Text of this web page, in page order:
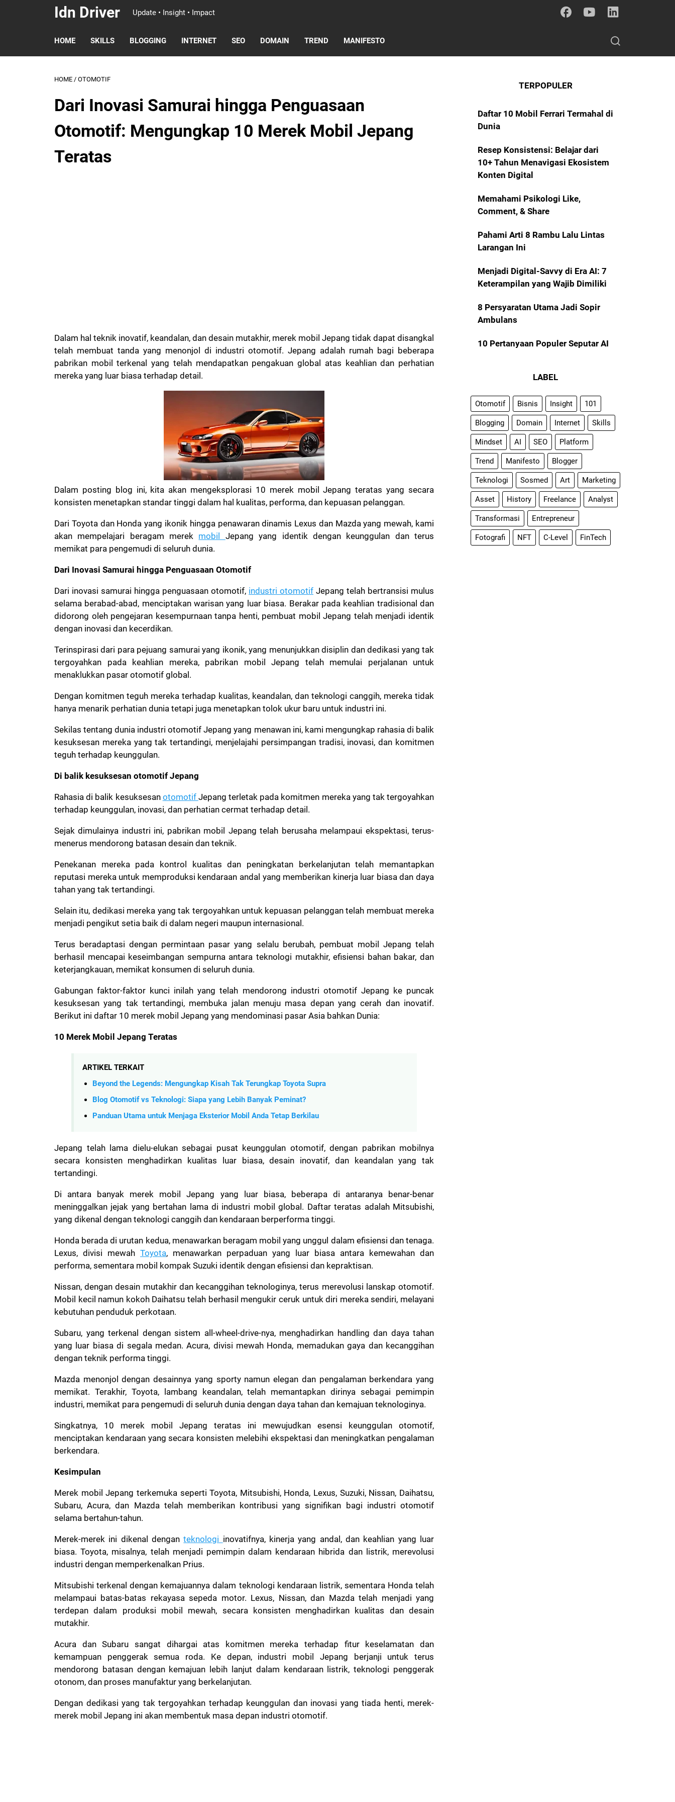
Idn Driver Update • Insight • Impact
HOME SKILLS BLOGGING INTERNET SEO DOMAIN TREND MANIFESTO
HOME / OTOMOTIF
Dari Inovasi Samurai hingga Penguasaan
Otomotif: Mengungkap 10 Merek Mobil Jepang
Teratas
Dalam hal teknik inovatif, keandalan, dan desain mutakhir, merek mobil Jepang tidak dapat disangkal
telah membuat tanda yang menonjol di industri otomotif. Jepang adalah rumah bagi beberapa
pabrikan mobil terkenal yang telah mendapatkan pengakuan global atas keahlian dan perhatian
mereka yang luar biasa terhadap detail.
Dalam posting blog ini, kita akan mengeksplorasi 10 merek mobil Jepang teratas yang secara
konsisten menetapkan standar tinggi dalam hal kualitas, performa, dan kepuasan pelanggan.
Dari Toyota dan Honda yang ikonik hingga penawaran dinamis Lexus dan Mazda yang mewah, kami
akan mempelajari beragam merek mobil Jepang yang identik dengan keunggulan dan terus
memikat para pengemudi di seluruh dunia.
Dari Inovasi Samurai hingga Penguasaan Otomotif
Dari inovasi samurai hingga penguasaan otomotif, industri otomotif Jepang telah bertransisi mulus
selama berabad-abad, menciptakan warisan yang luar biasa. Berakar pada keahlian tradisional dan
didorong oleh pengejaran kesempurnaan tanpa henti, pembuat mobil Jepang telah menjadi identik
dengan inovasi dan kecerdikan.
Terinspirasi dari para pejuang samurai yang ikonik, yang menunjukkan disiplin dan dedikasi yang tak
tergoyahkan pada keahlian mereka, pabrikan mobil Jepang telah memulai perjalanan untuk
menaklukkan pasar otomotif global.
Dengan komitmen teguh mereka terhadap kualitas, keandalan, dan teknologi canggih, mereka tidak
hanya menarik perhatian dunia tetapi juga menetapkan tolok ukur baru untuk industri ini.
Sekilas tentang dunia industri otomotif Jepang yang menawan ini, kami mengungkap rahasia di balik
kesuksesan mereka yang tak tertandingi, menjelajahi persimpangan tradisi, inovasi, dan komitmen
teguh terhadap keunggulan.
Di balik kesuksesan otomotif Jepang
Rahasia di balik kesuksesan otomotif Jepang terletak pada komitmen mereka yang tak tergoyahkan
terhadap keunggulan, inovasi, dan perhatian cermat terhadap detail.
Sejak dimulainya industri ini, pabrikan mobil Jepang telah berusaha melampaui ekspektasi, terus-
menerus mendorong batasan desain dan teknik.
Penekanan mereka pada kontrol kualitas dan peningkatan berkelanjutan telah memantapkan
reputasi mereka untuk memproduksi kendaraan andal yang memberikan kinerja luar biasa dan daya
tahan yang tak tertandingi.
Selain itu, dedikasi mereka yang tak tergoyahkan untuk kepuasan pelanggan telah membuat mereka
menjadi pengikut setia baik di dalam negeri maupun internasional.
Terus beradaptasi dengan permintaan pasar yang selalu berubah, pembuat mobil Jepang telah
berhasil mencapai keseimbangan sempurna antara teknologi mutakhir, efisiensi bahan bakar, dan
keterjangkauan, memikat konsumen di seluruh dunia.
Gabungan faktor-faktor kunci inilah yang telah mendorong industri otomotif Jepang ke puncak
kesuksesan yang tak tertandingi, membuka jalan menuju masa depan yang cerah dan inovatif.
Berikut ini daftar 10 merek mobil Jepang yang mendominasi pasar Asia bahkan Dunia:
10 Merek Mobil Jepang Teratas
ARTIKEL TERKAIT
Beyond the Legends: Mengungkap Kisah Tak Terungkap Toyota Supra
Blog Otomotif vs Teknologi: Siapa yang Lebih Banyak Peminat?
Panduan Utama untuk Menjaga Eksterior Mobil Anda Tetap Berkilau
Jepang telah lama dielu-elukan sebagai pusat keunggulan otomotif, dengan pabrikan mobilnya
secara konsisten menghadirkan kualitas luar biasa, desain inovatif, dan keandalan yang tak
tertandingi.
Di antara banyak merek mobil Jepang yang luar biasa, beberapa di antaranya benar-benar
meninggalkan jejak yang bertahan lama di industri mobil global. Daftar teratas adalah Mitsubishi,
yang dikenal dengan teknologi canggih dan kendaraan berperforma tinggi.
Honda berada di urutan kedua, menawarkan beragam mobil yang unggul dalam efisiensi dan tenaga.
Lexus, divisi mewah Toyota, menawarkan perpaduan yang luar biasa antara kemewahan dan
performa, sementara mobil kompak Suzuki identik dengan efisiensi dan kepraktisan.
Nissan, dengan desain mutakhir dan kecanggihan teknologinya, terus merevolusi lanskap otomotif.
Mobil kecil namun kokoh Daihatsu telah berhasil mengukir ceruk untuk diri mereka sendiri, melayani
kebutuhan penduduk perkotaan.
Subaru, yang terkenal dengan sistem all-wheel-drive-nya, menghadirkan handling dan daya tahan
yang luar biasa di segala medan. Acura, divisi mewah Honda, memadukan gaya dan kecanggihan
dengan teknik performa tinggi.
Mazda menonjol dengan desainnya yang sporty namun elegan dan pengalaman berkendara yang
memikat. Terakhir, Toyota, lambang keandalan, telah memantapkan dirinya sebagai pemimpin
industri, memikat para pengemudi di seluruh dunia dengan daya tahan dan kemajuan teknologinya.
Singkatnya, 10 merek mobil Jepang teratas ini mewujudkan esensi keunggulan otomotif,
menciptakan kendaraan yang secara konsisten melebihi ekspektasi dan meningkatkan pengalaman
berkendara.
Kesimpulan
Merek mobil Jepang terkemuka seperti Toyota, Mitsubishi, Honda, Lexus, Suzuki, Nissan, Daihatsu,
Subaru, Acura, dan Mazda telah memberikan kontribusi yang signifikan bagi industri otomotif
selama bertahun-tahun.
Merek-merek ini dikenal denganteknologi inovatifnya, kinerja yang andal, dan keahlian yang luar
biasa. Toyota, misalnya, telah menjadi pemimpin dalam kendaraan hibrida dan listrik, merevolusi
industri dengan memperkenalkan Prius.
Mitsubishi terkenal dengan kemajuannya dalam teknologi kendaraan listrik, sementara Honda telah
melampaui batas-batas rekayasa sepeda motor. Lexus, Nissan, dan Mazda telah menjadi yang
terdepan dalam produksi mobil mewah, secara konsisten menghadirkan kualitas dan desain
mutakhir.
Acura dan Subaru sangat dihargai atas komitmen mereka terhadap fitur keselamatan dan
kemampuan penggerak semua roda. Ke depan, industri mobil Jepang berjanji untuk terus
mendorong batasan dengan kemajuan lebih lanjut dalam kendaraan listrik, teknologi penggerak
otonom, dan proses manufaktur yang berkelanjutan.
Dengan dedikasi yang tak tergoyahkan terhadap keunggulan dan inovasi yang tiada henti, merek-
merek mobil Jepang ini akan membentuk masa depan industri otomotif.
TERPOPULER
Daftar 10 Mobil Ferrari Termahal di
Dunia
Resep Konsistensi: Belajar dari
10+ Tahun Menavigasi Ekosistem
Konten Digital
Memahami Psikologi Like,
Comment, & Share
Pahami Arti 8 Rambu Lalu Lintas
Larangan Ini
Menjadi Digital-Savvy di Era AI: 7
Keterampilan yang Wajib Dimiliki
8 Persyaratan Utama Jadi Sopir
Ambulans
10 Pertanyaan Populer Seputar AI
LABEL
Otomotif Bisnis Insight 101
Blogging Domain Internet Skills
Mindset AI SEO Platform
Trend Manifesto Blogger
Teknologi Sosmed Art Marketing
Asset History Freelance Analyst
Transformasi Entrepreneur
Fotografi NFT C-Level FinTech